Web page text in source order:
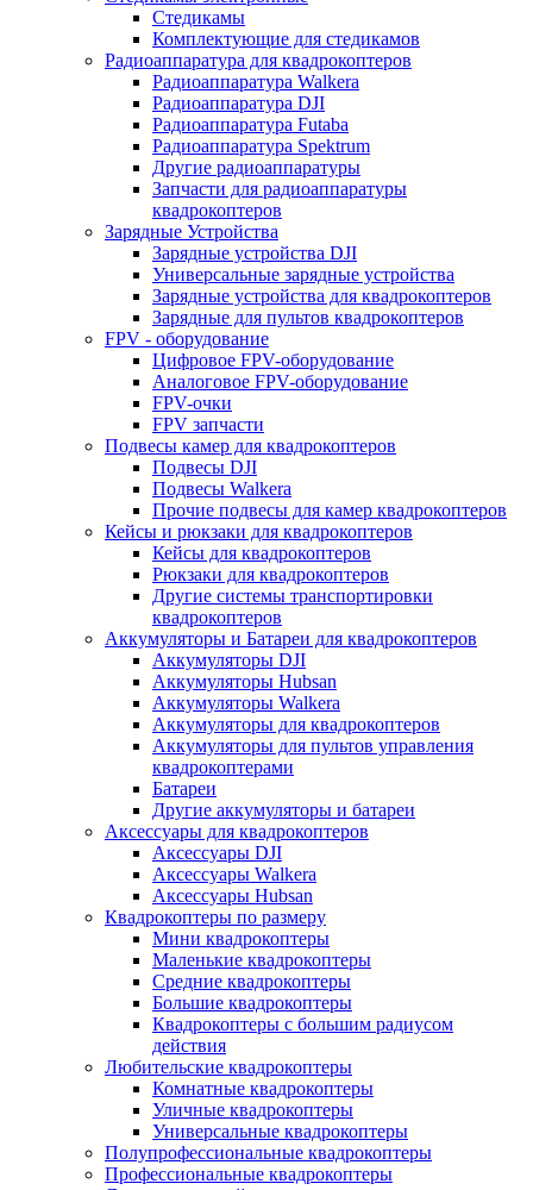
Стедикамы
Комплектующие для стедикамов
Радиоаппаратура для квадрокоптеров
Радиоаппаратура Walkera
Радиоаппаратура DJI
Радиоаппаратура Futaba
Радиоаппаратура Spektrum
Другие радиоаппаратуры
Запчасти для радиоаппаратуры
квадрокоптеров
Зарядные Устройства
Зарядные устройства DJI
Универсальные зарядные устройства
Зарядные устройства для квадрокоптеров
Зарядные для пультов квадрокоптеров
FPV - оборудование
Цифровое FPV-оборудование
Аналоговое FPV-оборудование
FPV-очки
FPV запчасти
Подвесы камер для квадрокоптеров
Подвесы DJI
Подвесы Walkera
Прочие подвесы для камер квадрокоптеров
Кейсы и рюкзаки для квадрокоптеров
Кейсы для квадрокоптеров
Рюкзаки для квадрокоптеров
Другие системы транспортировки
квадрокоптеров
Аккумуляторы и Батареи для квадрокоптеров
Аккумуляторы DJI
Аккумуляторы Hubsan
Аккумуляторы Walkera
Аккумуляторы для квадрокоптеров
Аккумуляторы для пультов управления
квадрокоптерами
Батареи
Другие аккумуляторы и батареи
Аксессуары для квадрокоптеров
Аксессуары DJI
Аксессуары Walkera
Аксессуары Hubsan
Квадрокоптеры по размеру
Мини квадрокоптеры
Маленькие квадрокоптеры
Средние квадрокоптеры
Большие квадрокоптеры
Квадрокоптеры с большим радиусом
действия
Любительские квадрокоптеры
Комнатные квадрокоптеры
Уличные квадрокоптеры
Универсальные квадрокоптеры
Полупрофессиональные квадрокоптеры
Профессиональные квадрокоптеры